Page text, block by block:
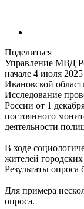
Поделиться
Управление МВД
начале 4 июля
Ивановской
Исследование
России от 1
постоянного
деятельности
В ходе
жителей
Результаты
Для примера
опроса.